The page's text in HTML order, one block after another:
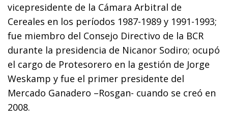
vicepresidente de la Cámara Arbitral de
Cereales en los períodos 1987-1989 y 1991-1993;
fue miembro del Consejo Directivo de la BCR
durante la presidencia de Nicanor Sodiro; ocupó
el cargo de Protesorero en la gestión de Jorge
Weskamp y fue el primer presidente del
Mercado Ganadero –Rosgan- cuando se creó en
2008.